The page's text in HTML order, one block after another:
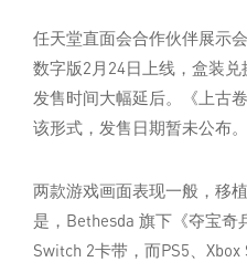
任天堂直面会合作伙伴展示
数字版2月24日上线，盒装
发售时间大幅延后。《上古
该形式，发售日期暂未公布。
两款游戏画面表现一般，移
是，Bethesda 旗下《夺宝奇
Switch 2卡带，而PS5、Xbox